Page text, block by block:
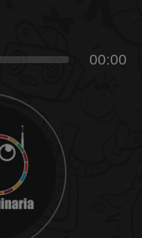
00:00